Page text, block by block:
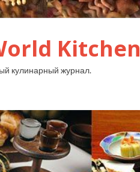
Kitchen
кулинарный журнал.